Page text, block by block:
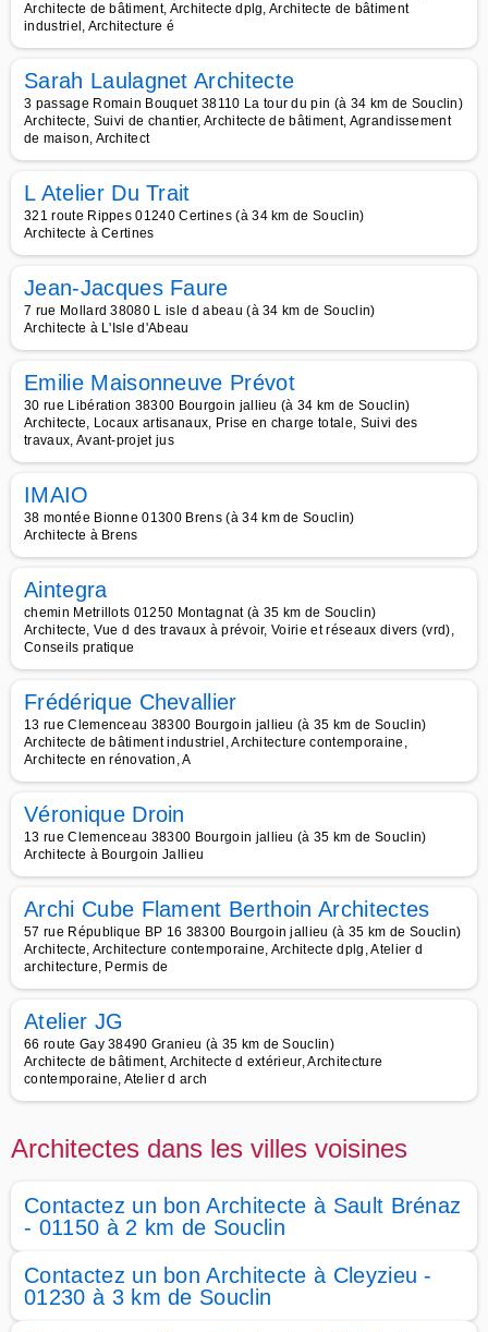
Architecte de bâtiment, Architecte dplg, Architecte de bâtiment
industriel, Architecture é
Sarah Laulagnet Architecte
3 passage Romain Bouquet 38110 La tour du pin (à 34 km de Souclin)
Architecte, Suivi de chantier, Architecte de bâtiment, Agrandissement
de maison, Architect
L Atelier Du Trait
321 route Rippes 01240 Certines (à 34 km de Souclin)
Architecte à Certines
Jean-Jacques Faure
7 rue Mollard 38080 L isle d abeau (à 34 km de Souclin)
Architecte à L'Isle d'Abeau
Emilie Maisonneuve Prévot
30 rue Libération 38300 Bourgoin jallieu (à 34 km de Souclin)
Architecte, Locaux artisanaux, Prise en charge totale, Suivi des
travaux, Avant-projet jus
IMAIO
38 montée Bionne 01300 Brens (à 34 km de Souclin)
Architecte à Brens
Aintegra
chemin Metrillots 01250 Montagnat (à 35 km de Souclin)
Architecte, Vue d des travaux à prévoir, Voirie et réseaux divers (vrd),
Conseils pratique
Frédérique Chevallier
13 rue Clemenceau 38300 Bourgoin jallieu (à 35 km de Souclin)
Architecte de bâtiment industriel, Architecture contemporaine,
Architecte en rénovation, A
Véronique Droin
13 rue Clemenceau 38300 Bourgoin jallieu (à 35 km de Souclin)
Architecte à Bourgoin Jallieu
Archi Cube Flament Berthoin Architectes
57 rue République BP 16 38300 Bourgoin jallieu (à 35 km de Souclin)
Architecte, Architecture contemporaine, Architecte dplg, Atelier d
architecture, Permis de
Atelier JG
66 route Gay 38490 Granieu (à 35 km de Souclin)
Architecte de bâtiment, Architecte d extérieur, Architecture
contemporaine, Atelier d arch
Architectes dans les villes voisines
Contactez un bon Architecte à Sault Brénaz
- 01150 à 2 km de Souclin
Contactez un bon Architecte à Cleyzieu -
01230 à 3 km de Souclin